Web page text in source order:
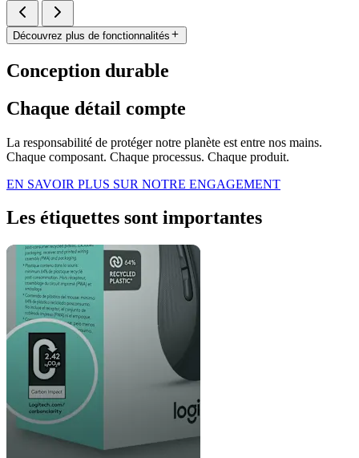
Découvrez plus de fonctionnalités
Conception durable
Chaque détail compte
La responsabilité de protéger notre planète est entre nos mains.
Chaque composant. Chaque processus. Chaque produit.
EN SAVOIR PLUS SUR NOTRE ENGAGEMENT
Les étiquettes sont importantes